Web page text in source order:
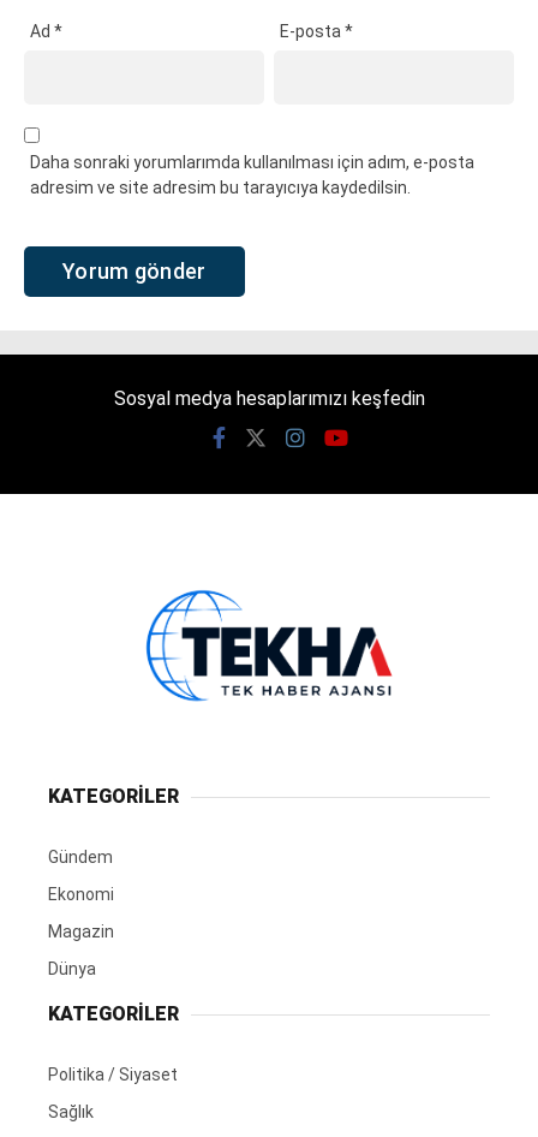
Ad * E-posta*
Daha sonraki yorumlarımda kullanılması için adım, e-posta
adresim ve site adresim bu tarayıcıya kaydedilsin.
Sosyal medya hesaplarımızı keşfedin
KATEGORİLER
Gündem
Ekonomi
Magazin
Dünya
KATEGORİLER
Politika / Siyaset
Sağlık